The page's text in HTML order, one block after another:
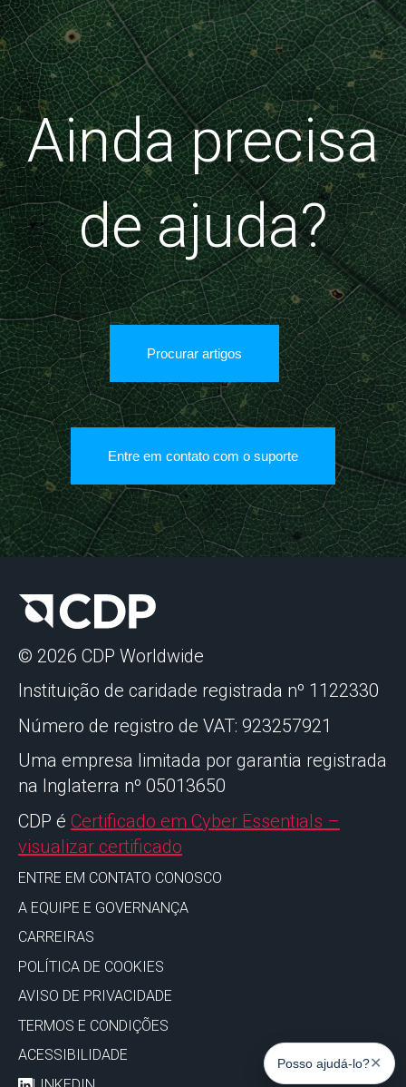
Ainda precisa
de ajuda?
Procurar artigos
Entre em contato com o suporte
© 2026 CDP Worldwide
Instituição de caridade registrada nº 1122330
Número de registro de VAT: 923257921
Uma empresa limitada por garantia registrada
na Inglaterra nº 05013650
CDP é Certificado em Cyber Essentials –
visualizar certificado
ENTRE EM CONTATO CONOSCO
A EQUIPE E GOVERNANÇA
CARREIRAS
POLÍTICA DE COOKIES
AVISO DE PRIVACIDADE
TERMOS E CONDIÇÕES
ACESSIBILIDADE
Posso ajudá-lo?✕